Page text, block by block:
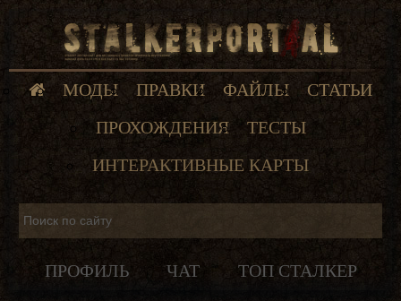
МОДЫ ПРАВКИ ФАЙЛЫ
СТАТЬИ
ПРОХОЖДЕНИЯ
ТЕСТЫ
ИНТЕРАКТИВНЫЕ КАРТЫ
ПРОФИЛЬ ЧАТ ТОП СТАЛКЕР